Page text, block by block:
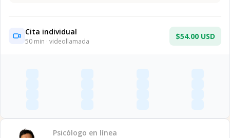
Cita individual
50 min · videollamada
$54.00 USD
Psicólogo en línea